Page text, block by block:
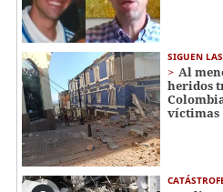
SIGUEN
Al
heridos
víctimas